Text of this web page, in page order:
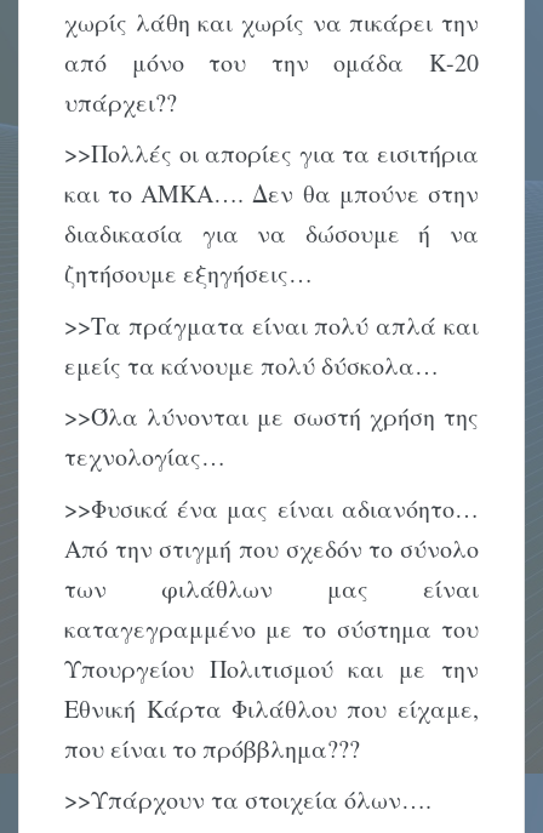
χωρίς λάθη και χωρίς να πικάρει την
από μόνο του την ομάδα Κ-20
υπάρχει??
>>Πολλές οι απορίες για τα εισιτήρια
και το ΑΜΚΑ…. Δεν θα μπούνε στην
διαδικασία για να δώσουμε ή να
ζητήσουμε εξηγήσεις…
>>Τα πράγματα είναι πολύ απλά και
εμείς τα κάνουμε πολύ δύσκολα…
>>Όλα λύνονται με σωστή χρήση της
τεχνολογίας…
>>Φυσικά ένα μας είναι αδιανόητο…
Από την στιγμή που σχεδόν το σύνολο
των φιλάθλων μας είναι
καταγεγραμμένο με το σύστημα του
Υπουργείου Πολιτισμού και με την
Εθνική Κάρτα Φιλάθλου που είχαμε,
που είναι το πρόββλημα???
>>Υπάρχουν τα στοιχεία όλων….